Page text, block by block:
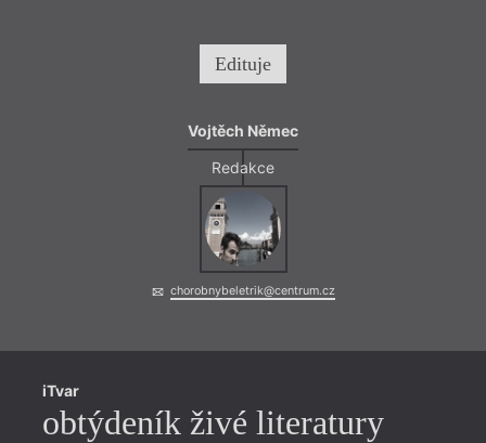
Edituje
Vojtěch Němec
Redakce
chorobnybeletrik@centrum.cz
iTvar
obtýdeník živé literatury